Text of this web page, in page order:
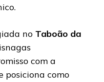
no Taboão da
com a
posiciona como